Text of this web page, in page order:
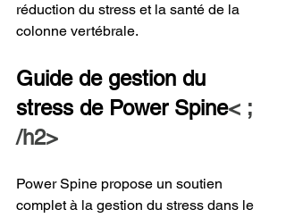
réduction du stress et la santé de la
colonne vertébrale.
Guide de gestion du
stress de Power Spine< ;
/h2>
Power Spine propose un soutien
complet à la gestion du stress dans le